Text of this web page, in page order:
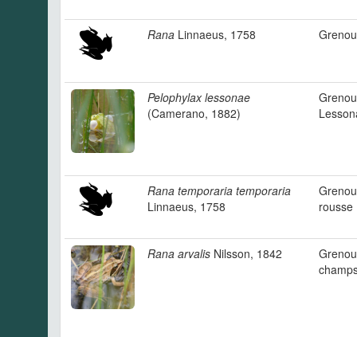
Rana Linnaeus, 1758
Pelophylax lessonae
(Camerano, 1882)
Rana temporaria temporaria
Linnaeus, 1758
rousse
Rana arvalis Nilsson, 1842